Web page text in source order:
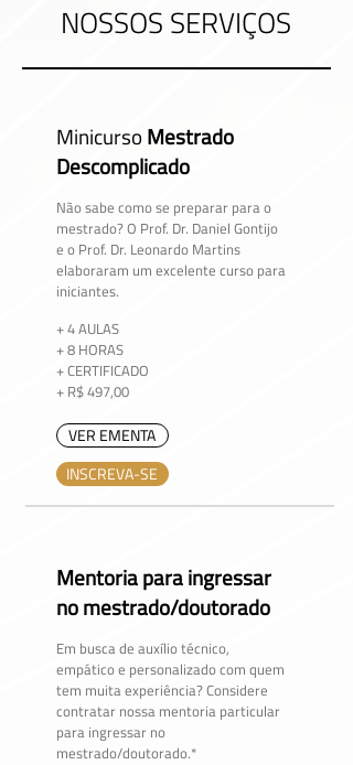
NOSSOS SERVIÇOS
Minicurso Mestrado
Descomplicado
Não sabe como se preparar para o
mestrado? O Prof. Dr. Daniel Gontijo
e o Prof. Dr. Leonardo Martins
elaboraram um excelente curso para
iniciantes.
+ 4 AULAS
+ 8 HORAS
+ CERTIFICADO
+ R$ 497,00
VER EMENTA
INSCREVA-SE
Mentoria para ingressar
no mestrado/doutorado
​Em busca de auxílio técnico,
empático e personalizado com quem
tem muita experiência? Considere
contratar nossa mentoria particular
para ingressar no
mestrado/doutorado.*